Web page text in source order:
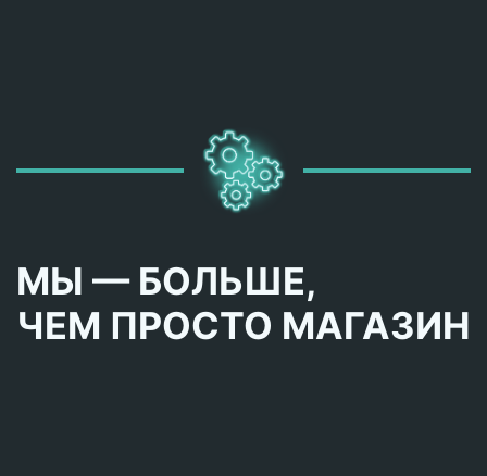
МЫ — БОЛЬШЕ,
ЧЕМ ПРОСТО МАГАЗИН